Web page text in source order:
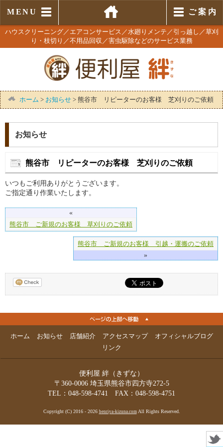
MENU ご 案 内
ハウスクリーニング／エアコンサービス／水廻りメンテ／引っ越し／草刈
り・枝切り／不用品回収／害虫駆除などのサービス業務
ホーム > お知らせ > 熊谷市 リピーターのお客様 芝刈りのご依頼
お知らせ
熊谷市 リピーターのお客様 芝刈りのご依頼
いつもご利用ありがとうございます。
ご指定通り作業いたします。
«
熊谷市 ご新規のお客様 草刈りのご依頼
熊谷市 ご新規のお客様 引越・運搬のご依頼
»
ホーム お知らせ 店舗紹介 アクセスマップ
オフィシャルブログ
リンク
便利屋 絆（きずな）
〒360-0006 埼玉県熊谷市四方寺272-5
TEL：048-598-4741 FAX：048-598-4751
Copyright (C) 2016 - 2026 benriya-kizuna.comAll Rights Reserved.